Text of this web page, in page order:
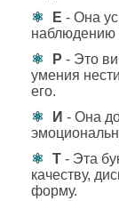
Е - Она
наблюдению
Р - Это
умения
его.
И - Она
Т - Эта
качеству,
форму.